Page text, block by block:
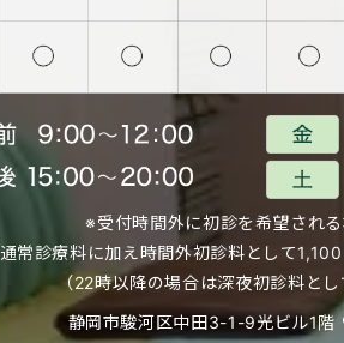
※受付時間外に初診を希望される
通常診療料に加え時間外初診料として1,100
（22時以降の場合は深夜初診料とし
静岡市駿河区中田3-1-9光ビル1階